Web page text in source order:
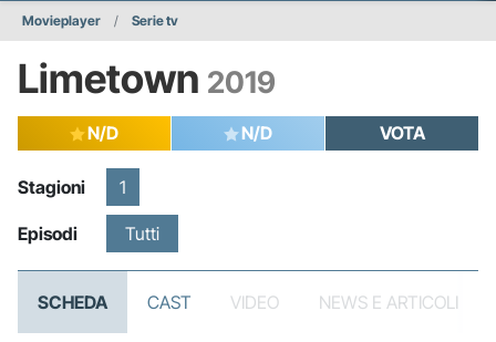
Movieplayer Serie tv
Limetown 2019
N/D N/D VOTA
Stagioni 1
Episodi Tutti
SCHEDA CAST VIDEO NEWS E ARTICOLI